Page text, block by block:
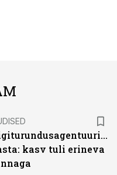
kasv tuli erineva